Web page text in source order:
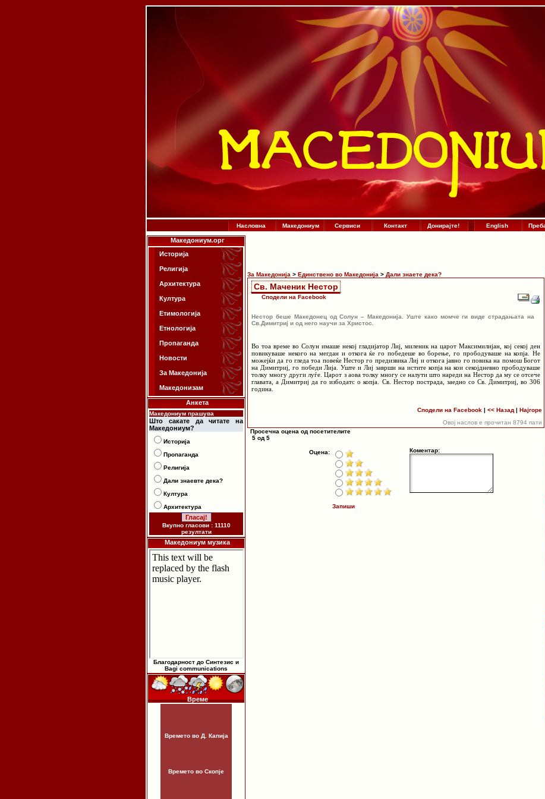
Насловна Македониум Сервиси Контакт Донирајте! :. : English
Македониум.орг
Историја
Религија
Архитектура
Култура
Етимологија
Етнологија
Пропаганда
Новости
За Македонија
Македонизам
Анкета
Македониум прашува
Што сакате да читате на
Македониум?
Историја
Пропаганда
Религија
Дали знаевте дека?
Култура
Архитектура
Вкупно гласови : 11110
резултати
Македониум музика
Благодарност до Синтезис и
Bagi communications
Време
Времето во Д. Капија
Времето во Скопје
За Македонија > Единствено во Македонија > Дали знаете дека?
Св. Маченик Нестор
Сподели на Facebook
Нестор беше Македонец од Солун – Македонија. Уште како момче ги виде страдањата на
Св.Димитриј и од него научи за Христос.
Во тоа време во Солун имаше некој гладијатор Лиј, миленик на царот Максимилијан, кој секој ден
повикуваше некого на мегдан и откога ќе го победеше во борење, го прободуваше на копја. Не
можејќи да го гледа тоа повеќе Нестор го предизвика Лиј и откога јавно го повика на помош Богот
на Димитриј, го победи Лија. Уште и Лиј заврши на истите копја на кои секојдневно прободуваше
толку многу други луѓе. Царот з аова толку многу се налути што нареди на Нестор да му се отсече
главата, а Димитриј да го избодатс о копја. Св. Нестор пострада, заедно со Св. Димитриј, во 306
година.
Сподели на Facebook | << Назад | Најгоре
Овој наслов е прочитан 8794 пати
Просечна оцена од посетителите
5 од 5
Оцена:
Запиши
Коментар: